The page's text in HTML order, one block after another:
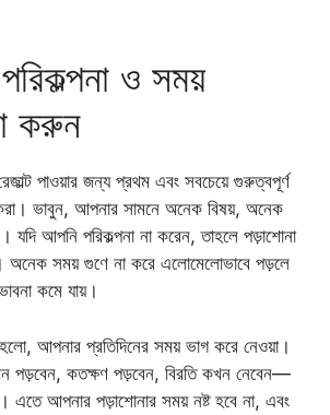
ও সময়
করুন
পাওয়ার জন্য প্রথম এবং সবচেয়ে গুরুত্বপূর্ণ
ভাবুন, আপনার সামনে অনেক বিষয়, অনেক
আপনি পরিকল্পনা না করেন, তাহলে পড়াশোনা
অনেক সময় গুণে না করে এলোমেলোভাবে পড়লে
কমে যায়।
হলো, আপনার প্রতিদিনের সময় ভাগ করে নেওয়া।
পড়বেন, কতক্ষণ পড়বেন, বিরতি কখন নেবেন—
এতে আপনার পড়াশোনার সময় নষ্ট হবে না, এবং